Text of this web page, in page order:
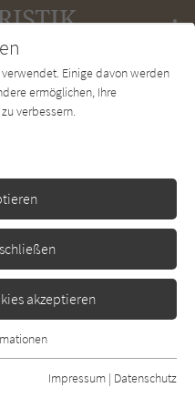
Charts Newsletter
nach Jesus
Einige davon werden
ermöglichen, Ihre
verbessern.
akzeptieren
Funktionen der
dass die Webseite
Impressum | Datenschutz